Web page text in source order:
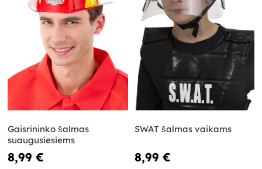
Gaisrininko šalmas
suaugusiesiems
8,99 €
SWAT šalmas vaikams
8,99 €